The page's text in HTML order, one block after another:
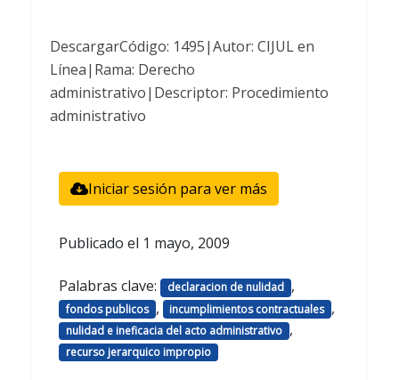
DescargarCódigo: 1495|Autor: CIJUL en
Línea|Rama: Derecho
administrativo|Descriptor: Procedimiento
administrativo
Iniciar sesión para ver más
Publicado el 1 mayo, 2009
Palabras clave: declaracion de nulidad ,
fondos publicos , incumplimientos contractuales ,
nulidad e ineficacia del acto administrativo ,
recurso jerarquico impropio